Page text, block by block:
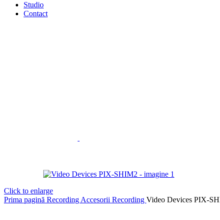
Studio
Contact
Click to enlarge
Prima pagină Recording Accesorii Recording Video Devices PIX-